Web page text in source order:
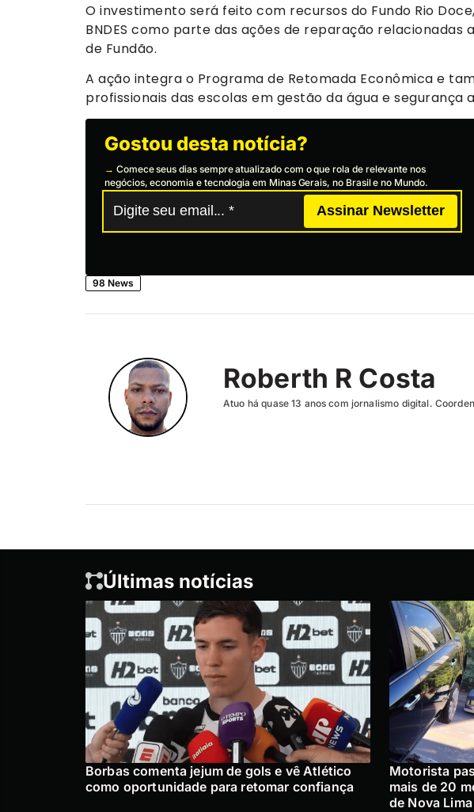
O investimento será feito com recursos do Fundo Rio
BNDES como parte das ações de reparação
de Fundão.
A ação integra o Programa de Retomada Econômica e
profissionais das escolas em gestão da água e segurança
Gostou desta notícia?
→ Comece seus dias sempre atualizado com o que rola de relevante nos
negócios, economia e tecnologia em Minas Gerais, no Brasil e no Mundo.
Assinar Newsletter
98 News
Roberth R Costa
Atuo há quase 13 anos com jornalismo digital.
Últimas notícias
Borbas comenta jejum de gols e vê Atlético
como oportunidade para retomar confiança
Motorista
mais de 20
de Nova Lima